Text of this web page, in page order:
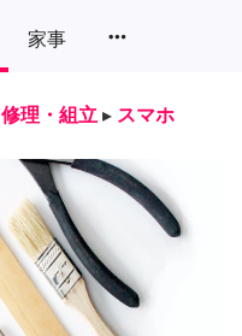
家事 more_horiz
修理・組立 ▸ スマホ